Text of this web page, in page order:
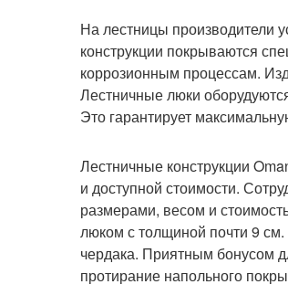
На лестницы производители
конструкции покрываются
коррозионным процессам.
Лестничные люки
Это гарантирует
Лестничные конструкции
и доступной стоимости.
размерами, весом и
люком с толщиной почти 9
чердака. Приятным бонусом
протирание напольного